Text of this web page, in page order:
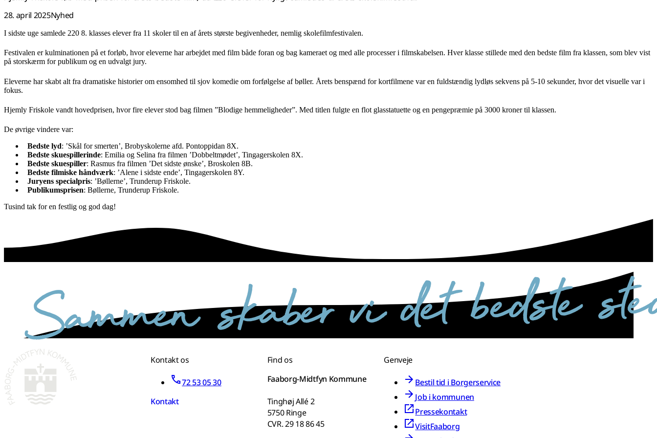
28. april 2025Nyhed
I sidste uge samlede 220 8. klasses elever fra 11 skoler til en af årets største begivenheder, nemlig skolefilmfestivalen.
Festivalen er kulminationen på et forløb, hvor eleverne har arbejdet med film både foran og bag kameraet og med alle processer i filmskabelsen. Hver klasse stillede med den bedste film fra klassen, som blev vist
på storskærm for publikum og en udvalgt jury.
Eleverne har skabt alt fra dramatiske historier om ensomhed til sjov komedie om forfølgelse af bøller. Årets benspænd for kortfilmene var en fuldstændig lydløs sekvens på 5-10 sekunder, hvor det visuelle var i
fokus.
Hjemly Friskole vandt hovedprisen, hvor fire elever stod bag filmen ”Blodige hemmeligheder”. Med titlen fulgte en flot glasstatuette og en pengepræmie på 3000 kroner til klassen.
De øvrige vindere var:
Bedste lyd: ’Skål for smerten’, Brobyskolerne afd. Pontoppidan 8X.
Bedste skuespillerinde: Emilia og Selina fra filmen ’Dobbeltmødet’, Tingagerskolen 8X.
Bedste skuespiller: Rasmus fra filmen ’Det sidste ønske’, Broskolen 8B.
Bedste filmiske håndværk: ’Alene i sidste ende’, Tingagerskolen 8Y.
Juryens specialpris: ’Bøllerne’, Trunderup Friskole.
Publikumsprisen: Bøllerne, Trunderup Friskole.
Tusind tak for en festlig og god dag!
Kontakt os
72 53 05 30
Kontakt
Find os
Faaborg-Midtfyn Kommune
Tinghøj Allé 2
5750 Ringe
CVR. 29 18 86 45
Genveje
Bestil tid i Borgerservice
Job i kommunen
Pressekontakt
VisitFaaborg